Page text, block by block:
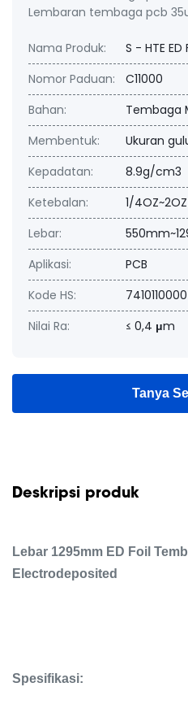
Lembaran tembaga pcb
Nama Produk:
S - HTE
Nomor Paduan:
C11000
Bahan:
Tembaga
Membentuk:
Ukuran
Kepadatan:
8.9g/cm3
Ketebalan:
1/
Lebar:
Aplikasi:
PCB
Kode HS:
7410110000
Nilai Ra:
≤ 0,4 μm
Tanya
Deskripsi produk
Lebar 1295mm ED Foil
Electrodeposited
Spesifikasi: